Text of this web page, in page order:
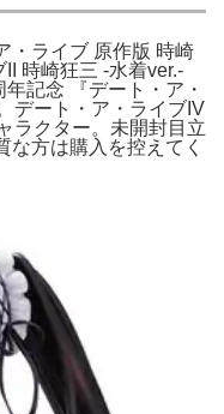
・ライブ 原作版 時崎
時崎狂三 -水着ver.-
記念 『デート・ア・
デート・ア・ライブIV
ラクター。未開封目立
方は購入を控えてく